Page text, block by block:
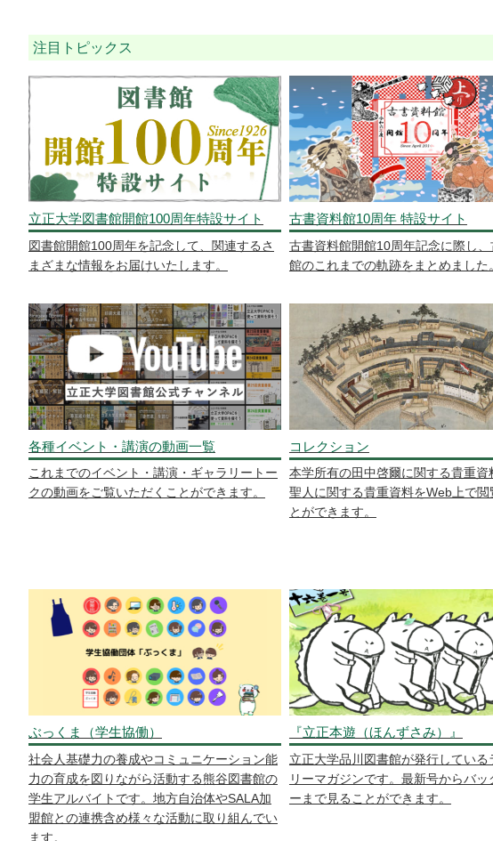
注目トピックス
立正大学図書館開館100周年特設サイト
図書館開館100周年を記念して、関連するさ
まざまな情報をお届けいたします。
古書資料館10周年 特設サイト
古書資料館開館10周年記念に際し
館のこれまでの軌跡をまとめました。
各種イベント・講演の動画一覧
これまでのイベント・講演・ギャラリートー
クの動画をご覧いただくことができます。
コレクション
本学所有の田中啓爾に関する貴重資
聖人に関する貴重資料をWeb上で閲
とができます。
ぶっくま（学生協働）
社会人基礎力の養成やコミュニケーション能
力の育成を図りながら活動する熊谷図書館の
学生アルバイトです。地方自治体やSALA加
盟館との連携含め様々な活動に取り組んでい
ます。
『立正本遊（ほんずさみ）』
立正大学品川図書館が発行している
リーマガジンです。最新号からバッ
ーまで見ることができます。